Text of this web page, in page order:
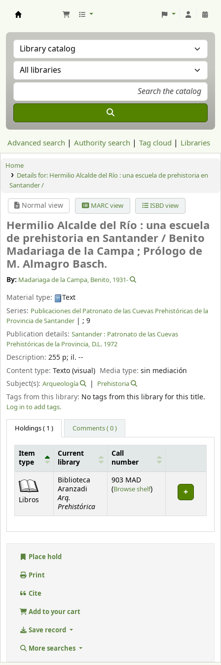
Advanced search Authority search Tag cloud Libraries
Home
Details for: Hermilio Alcalde del Río : una escuela de prehistoria en
Santander /
Normal view MARC view ISBD view
Hermilio Alcalde del Río : una escuela
de prehistoria en Santander / Benito
Madariaga de la Campa ; Prólogo de
M. Almagro Basch.
By: Madariaga de la Campa, Benito, 1931-
Material type:
Text
Series: Publicaciones del Patronato de las Cuevas Prehistóricas de la
Provincia de Santander | ; 9
Publication details: Santander : Patronato de las Cuevas
Prehistóricas de la Provincia, D.L. 1972
Description: 255 p; il. --
Content type: Texto (visual) Media type:sin mediación
Subject(s): Arqueología Prehistoria
Tags from this library: No tags from this library for this title.
Log in to add tags.
Holdings( 1 ) Comments ( 0 )
Holdings
Item
type
Current
library
Call
number
Libros
Biblioteca
Aranzadi
Arq.
Prehistórica
903 MAD
(Browse shelf(Opens below)
)
Place hold
Print
Cite
Add to your cart
Save record
More searches